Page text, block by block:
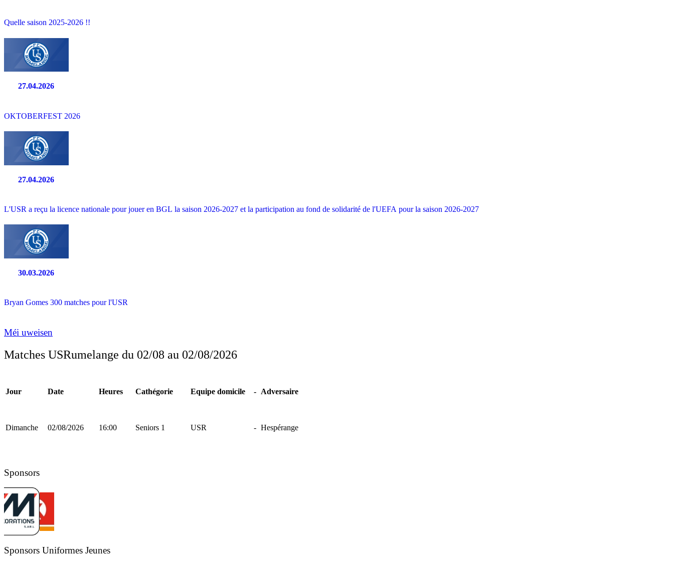
Quelle saison 2025-2026 !!
27.04.2026
OKTOBERFEST 2026
27.04.2026
L'USR a reçu la licence nationale pour jouer en BGL la saison 2026-2027 et la participation au fond de solidarité de l'UEFA pour la saison 2026-2027
30.03.2026
Bryan Gomes 300 matches pour l'USR
Méi uweisen
Matches USRumelange du 02/08 au 02/08/2026
Jour Date Heures Cathégorie Equipe domicile - Adversaire
Dimanche 02/08/2026 16:00 Seniors 1 USR - Hespérange
Sponsors
Sponsors Uniformes Jeunes